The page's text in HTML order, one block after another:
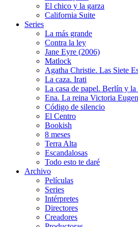
El chico y la garza
California Suite
Series
La más grande
Contra la ley
Jane Eyre (2006)
Matlock
Agatha Christie. Las Siete
La caza. Irati
La casa de papel. Berlín y
Ena. La reina Victoria
Código de silencio
El Centro
Bookish
8 meses
Terra Alta
Escandalosas
Todo esto te daré
Archivo
Películas
Series
Intérpretes
Directores
Creadores